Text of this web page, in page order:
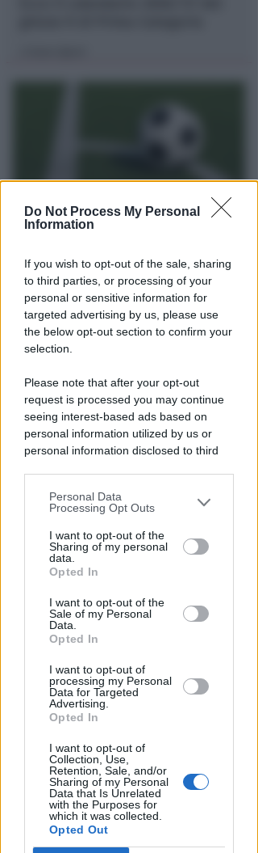
Do Not Process My Personal
Information
If you wish to opt-out of the sale, sharing
to third parties, or processing of your
personal or sensitive information for
targeted advertising by us, please use
the below opt-out section to confirm your
selection.
Please note that after your opt-out
request is processed you may continue
seeing interest-based ads based on
personal information utilized by us or
personal information disclosed to third
You may separately opt-out of the further
disclosure of your personal information
by third parties on the IAB’s list of
downstream participants.
by us to third parties on the IAB’s List of
Downstream Participants that may
further disclose it to other third parties.
Personal Data
Processing Opt Outs
I want to opt-out of the
Sharing of my personal
data.
Opted In
I want to opt-out of the
Sale of my Personal
Data.
Opted In
I want to opt-out of
processing my Personal
Data for Targeted
Advertising.
Opted In
I want to opt-out of
Collection, Use,
Retention, Sale, and/or
Sharing of my Personal
Data that Is Unrelated
with the Purposes for
which it was collected.
Opted Out
Ecco il calendario 2026/'27 del
girone D di Promozione
diIcaro Sport
NO A PISCINE E TERRAZZE
Piano Arenile. Renzi (FdI):
urbanizzare la spiaggia
Redazione
CRER FIGC LND
Ecco gli accoppiamenti di
Coppa Italia Promozione e
Prima Categoria
Icaro Sport